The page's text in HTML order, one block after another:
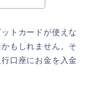
トカードが使えな
もしれません。そ
口座にお金を入金